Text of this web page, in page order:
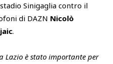
Sinigaglia contro il
di DAZN Nicolò
.
Lazio è stato importante per